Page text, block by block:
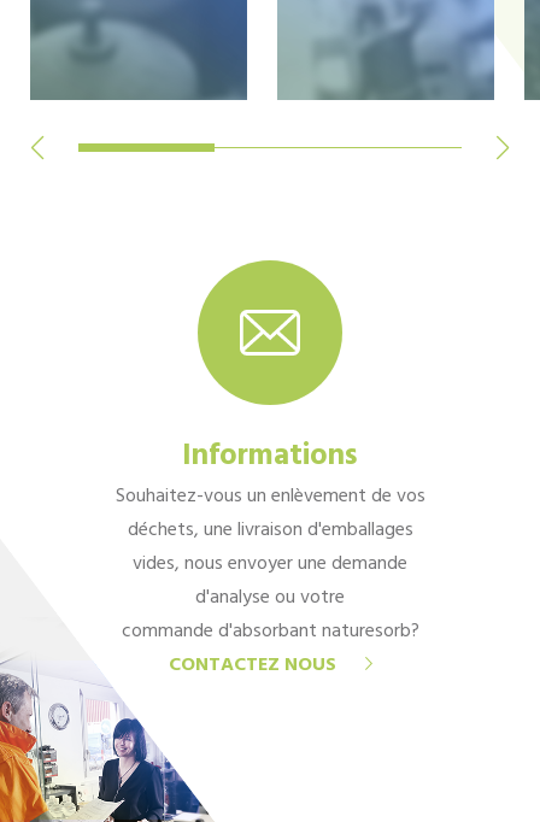
Informations
Souhaitez-vous un enlèvement de vos
déchets, une livraison d'emballages
vides, nous envoyer une demande
d'analyse ou votre
commande d'absorbant naturesorb?
CONTACTEZ NOUS